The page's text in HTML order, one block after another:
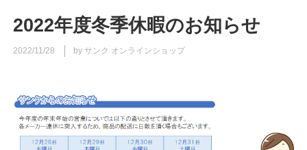
2022年度冬季休暇のお知らせ
2022/11/28 by サンク オンラインショップ